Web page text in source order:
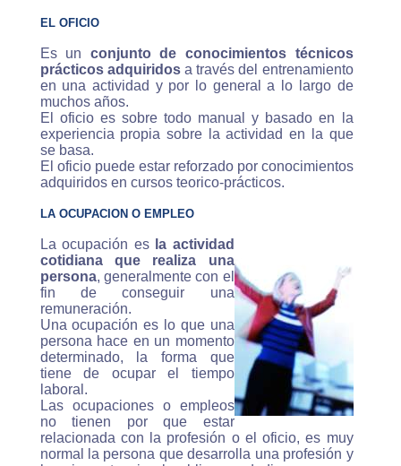
EL OFICIO
Es un conjunto de conocimientos técnicos
prácticos adquiridosa través del entrenamiento
en una actividad y por lo general a lo largo de
muchos años.
El oficio es sobre todo manual y basado en la
experiencia propia sobre la actividad en la que
se basa.
El oficio puede estar reforzado por conocimientos
adquiridos en cursos teorico-prácticos.
LA OCUPACION O EMPLEO
La ocupación es la actividad
cotidiana que realiza una
persona, generalmente con el
fin de conseguir una
remuneración.
Una ocupación es lo que una
persona hace en un momento
determinado, la forma que
tiene de ocupar el tiempo
laboral.
Las ocupaciones o empleos
no tienen por que estar
relacionada con la profesión o el oficio, es muy
normal la persona que desarrolla una profesión y